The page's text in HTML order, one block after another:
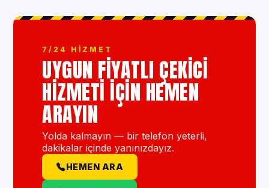
7/24 HIZMET
UYGUN FIYATLI ÇEKICI
HIZMETI IÇIN HEMEN
ARAYIN
Yolda kalmayın — bir telefon yeterli,
dakikalar içinde yanınızdayız.
HEMEN ARA